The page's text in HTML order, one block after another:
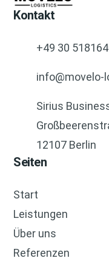
Kontakt
+49 30
info@movelo-
Sirius
12107 Berlin
Seiten
Start
Leistungen
Über uns
Referenzen